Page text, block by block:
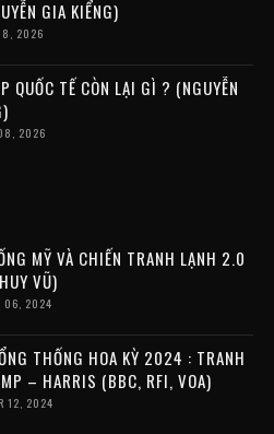
GIA KIỂNG)
2026
QUỐC TẾ CÒN LẠI GÌ ? (NGUYỄN
2026
MỸ VÀ CHIẾN TRANH LẠNH 2.0
VŨ)
06, 2024
THỐNG HOA KỲ 2024 : TRANH
– HARRIS (BBC, RFI, VOA)
12, 2024